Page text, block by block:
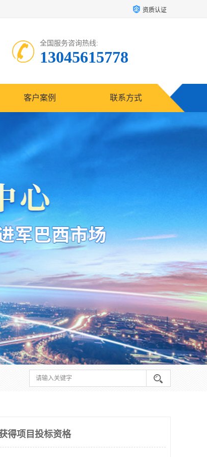
资质认证
全国服务咨询热线:
13045615778
客户案例 联系方式
得项目投标资格